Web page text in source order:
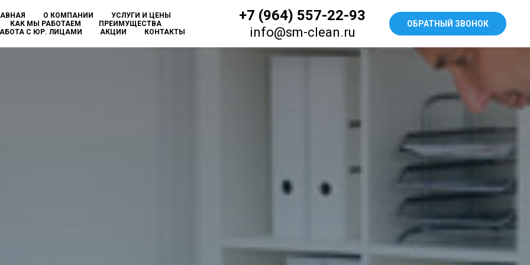
О КОМПАНИИ
УСЛУГИ И ЦЕНЫ
КАК МЫ РАБОТАЕМ
ПРЕИМУЩЕСТВА
С ЮР. ЛИЦАМИ
АКЦИИ КОНТАКТЫ
+7 (964) 557-22-93
info@sm-clean.ru
ОБРАТНЫЙ ЗВОНОК